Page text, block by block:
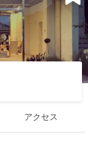
アクセス